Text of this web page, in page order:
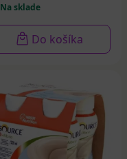
Na sklade
Do košíka